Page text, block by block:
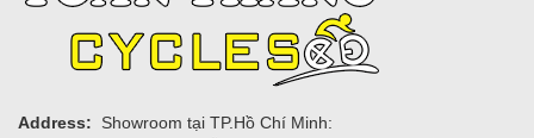
Address:
Showroom tại TP.Hồ Chí Minh: